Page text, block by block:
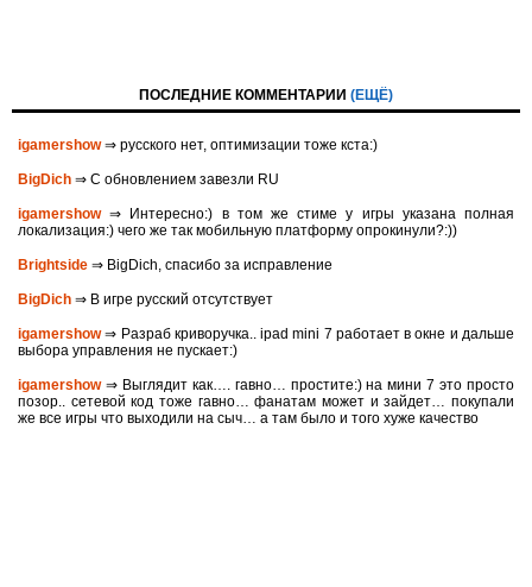
ПОСЛЕДНИЕ КОММЕНТАРИИ (ЕЩЁ)
igamershow⇒ русского нет, оптимизации тоже кста:)
BigDich ⇒ С обновлением завезли RU
igamershow⇒ Интересно:) в том же стиме у игры указана полная
локализация:) чего же так мобильную платформу опрокинули?:))
Brightside ⇒ BigDich, спасибо за исправление
BigDich ⇒ В игре русский отсутствует
igamershow⇒ Разраб криворучка.. ipad mini 7 работает в окне и дальше
выбора управления не пускает:)
igamershow⇒ Выглядит как…. гавно… простите:) на мини 7 это просто
позор.. сетевой код тоже гавно… фанатам может и зайдет… покупали
же все игры что выходили на сыч… а там было и того хуже качество